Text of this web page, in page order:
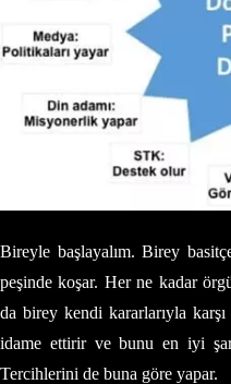
Bireyle başlayalım. Birey
peşinde koşar. Her ne kadar
da birey kendi kararlarıyla karşı
idame ettirir ve bunu en iyi
Tercihlerini de buna göre yapar.